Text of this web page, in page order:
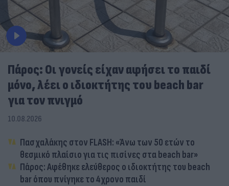
Πάρος: Οι γονείς είχαν αφήσει το παιδί
μόνο, λέει ο ιδιοκτήτης του beach bar
για τον πνιγμό
10.08.2026
Πασχαλάκης στον FLASH: «Άνω των 50 ετών το
θεσμικό πλαίσιο για τις πισίνες στα beach bar»
Πάρος: Αφέθηκε ελεύθερος ο ιδιοκτήτης του beach
bar όπου πνίγηκε το 4χρονο παιδί